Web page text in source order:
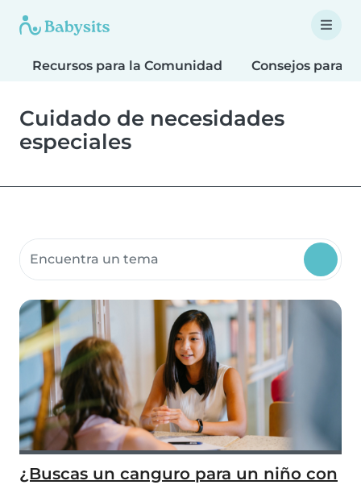
Recursos para la Comunidad Consejos para
Cuidado de necesidades
especiales
Buscar recursos para la comunidad
¿Buscas un canguro para un niño con